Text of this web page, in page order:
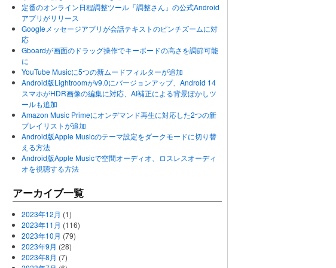
定番のオンライン日程調整ツール「調整さん」の公式Android
アプリがリリース
Googleメッセージアプリが会話テキストのピンチズームに対
応
Gboardが画面のドラッグ操作でキーボードの高さを調節可能
に
YouTube Musicに5つの新ムードフィルターが追加
Android版Lightroomがv9.0にバージョンアップ、Android 14
スマホがHDR画像の編集に対応、AI補正による背景ぼかしツ
ールも追加
Amazon Music Primeにオンデマンド再生に対応した2つの新
プレイリストが追加
Android版Apple Musicのテーマ設定をダークモードに切り替
える方法
Android版Apple Musicで空間オーディオ、ロスレスオーディ
オを視聴する方法
アーカイブ一覧
2023年12月 (1)
2023年11月 (116)
2023年10月 (79)
2023年9月 (28)
2023年8月 (7)